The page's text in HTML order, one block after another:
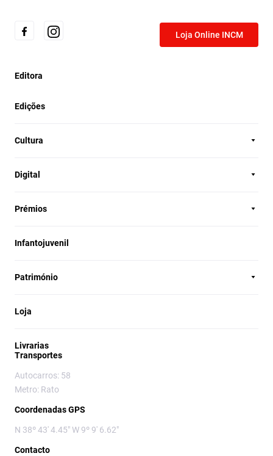
Loja Online INCM
Editora
Edições
Cultura
Digital
Prémios
Infantojuvenil
Património
Loja
Livrarias
Transportes
Autocarros: 58
Metro: Rato
Coordenadas GPS
N 38º 43' 4.45" W 9º 9' 6.62"
Contacto